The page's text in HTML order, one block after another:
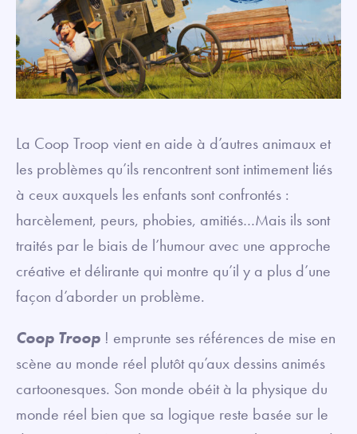
La Coop Troop vient en aide à d’autres animaux et
les problèmes qu’ils rencontrent sont intimement liés
à ceux auxquels les enfants sont confrontés :
harcèlement, peurs, phobies, amitiés…Mais ils sont
traités par le biais de l’humour avec une approche
créative et délirante qui montre qu’il y a plus d’une
façon d’aborder un problème.
Coop Troop ! emprunte ses références de mise en
scène au monde réel plutôt qu’aux dessins animés
cartoonesques. Son monde obéit à la physique du
monde réel bien que sa logique reste basée sur le